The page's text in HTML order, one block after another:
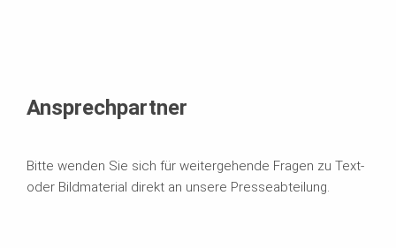
Ansprechpartner
Bitte wenden Sie sich für weitergehende Fragen zu Text-
oder Bildmaterial direkt an unsere Presseabteilung.